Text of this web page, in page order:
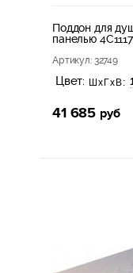
Поддон для
панелью
Артикул: 32749
Цвет: ШхГхВ:
41 685 руб